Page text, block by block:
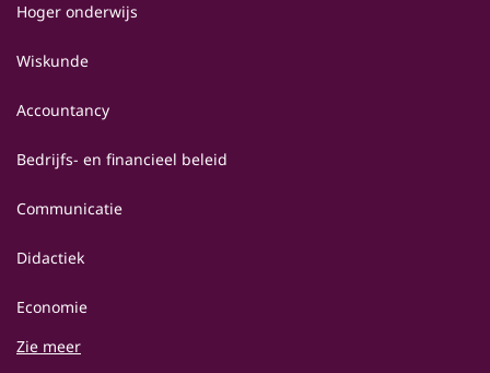
Hoger onderwijs
Wiskunde
Accountancy
Bedrijfs- en financieel beleid
Communicatie
Didactiek
Economie
Zie meer